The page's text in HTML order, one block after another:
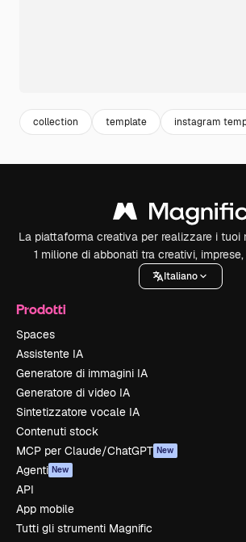
collection template instagram
La piattaforma creativa per realizzare i tuoi
1 milione di abbonati tra creativi,
Italiano
Prodotti
Spaces
Assistente IA
Generatore di immagini IA
Generatore di video IA
Sintetizzatore vocale IA
Contenuti stock
MCP per Claude/ChatGPT New
Agenti New
API
App mobile
Tutti gli strumenti Magnific